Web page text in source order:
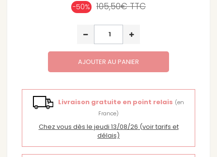
-50% 105,50€TTC
AJOUTER AU PANIER
Livraison gratuite en point relais (en
France)
Chez vous dès le jeudi 13/08/26 (voir tarifs et
délais)